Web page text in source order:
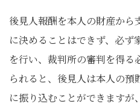
後見人報酬を本人の財産か
に決めることはできず、必ず
を行い、裁判所の審判を得る
られると、後見人は本人の
に振り込むことができます